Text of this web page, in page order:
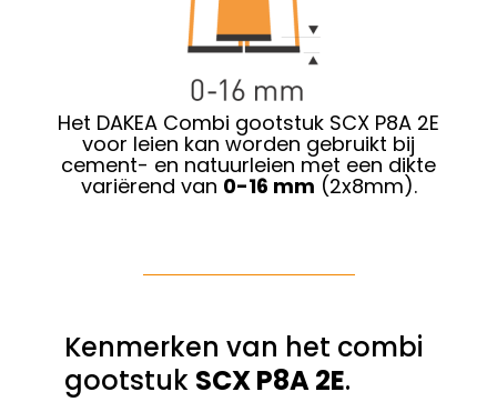
Het DAKEA Combi gootstuk SCX P8A 2E
voor leien kan worden gebruikt bij
cement- en natuurleien met een dikte
variërend van 0-16 mm (2x8mm).
Kenmerken van het combi
gootstuk SCX P8A 2E.